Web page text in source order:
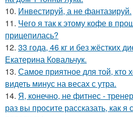
10. Инвестируй, а не фантазируй.
11. Чего я так к этому кофе в
прицепилась?
12. 33 года, 46 кг и без жёстких
Екатерина Ковальчук.
13. Самое приятное для той, кто
видеть минус на весах с утра.
14. Я, конечно, не фитнес -
раз вы просите рассказать, как